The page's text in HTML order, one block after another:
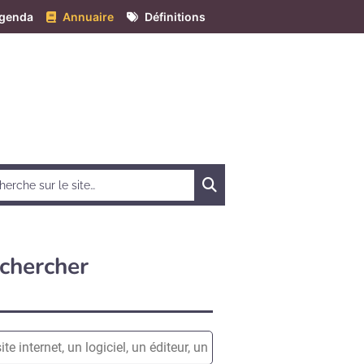
Annuaire Définitions